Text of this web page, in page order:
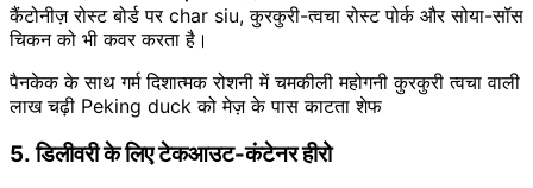
कैंटोनीज़ रोस्ट बोर्ड पर char siu, कुरकुरी-त्वचा रोस्ट पोर्क और सोया-सॉस
चिकन को भी कवर करता है।
पैनकेक के साथ गर्म दिशात्मक रोशनी में चमकीली महोगनी कुरकुरी त्वचा वाली
लाख चढ़ी Peking duck को मेज़ के पास काटता शेफ
5. डिलीवरी के लिए टेकआउट-कंटेनर हीरो